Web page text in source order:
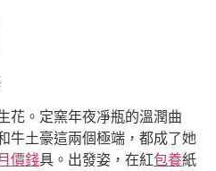
花。定窯年夜凈瓶的溫潤曲
牛土豪這兩個極端，都成了她
價錢具。出發姿，在紅包養紙